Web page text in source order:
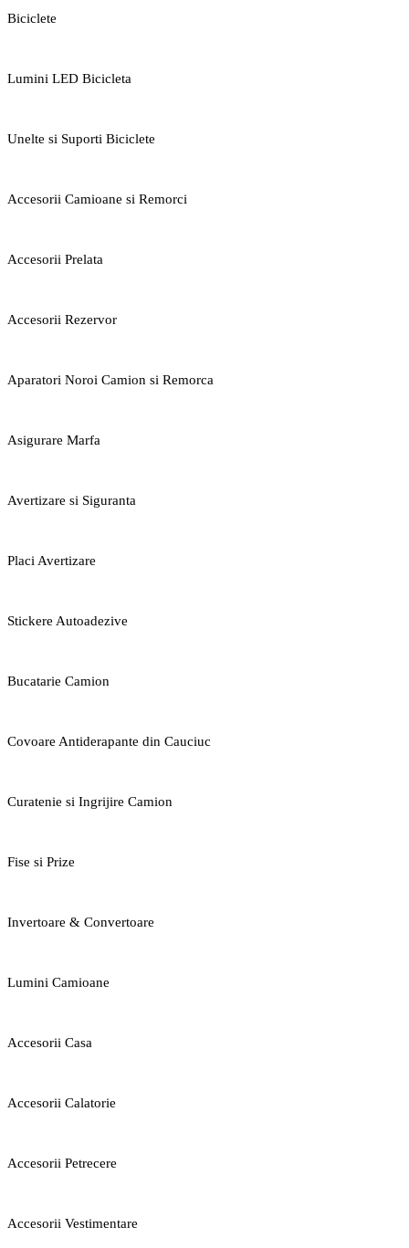
Biciclete
Lumini LED Bicicleta
Unelte si Suporti Biciclete
Accesorii Camioane si Remorci
Accesorii Prelata
Accesorii Rezervor
Aparatori Noroi Camion si Remorca
Asigurare Marfa
Avertizare si Siguranta
Placi Avertizare
Stickere Autoadezive
Bucatarie Camion
Covoare Antiderapante din Cauciuc
Curatenie si Ingrijire Camion
Fise si Prize
Invertoare & Convertoare
Lumini Camioane
Accesorii Casa
Accesorii Calatorie
Accesorii Petrecere
Accesorii Vestimentare